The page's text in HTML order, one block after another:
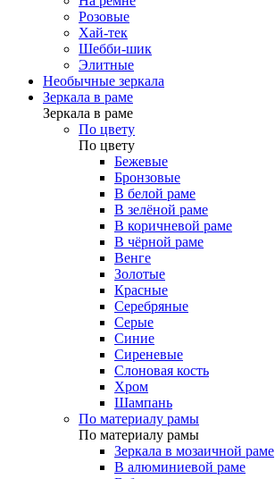
Розовые
Хай-тек
Шебби-шик
Элитные
Необычные зеркала
Зеркала в раме
Зеркала в раме
По цвету
По цвету
Бежевые
Бронзовые
В белой раме
В зелёной раме
В коричневой раме
В чёрной раме
Венге
Золотые
Красные
Серебряные
Серые
Синие
Сиреневые
Слоновая кость
Хром
Шампань
По материалу рамы
По материалу рамы
Зеркала в мозаичной раме
В алюминиевой раме